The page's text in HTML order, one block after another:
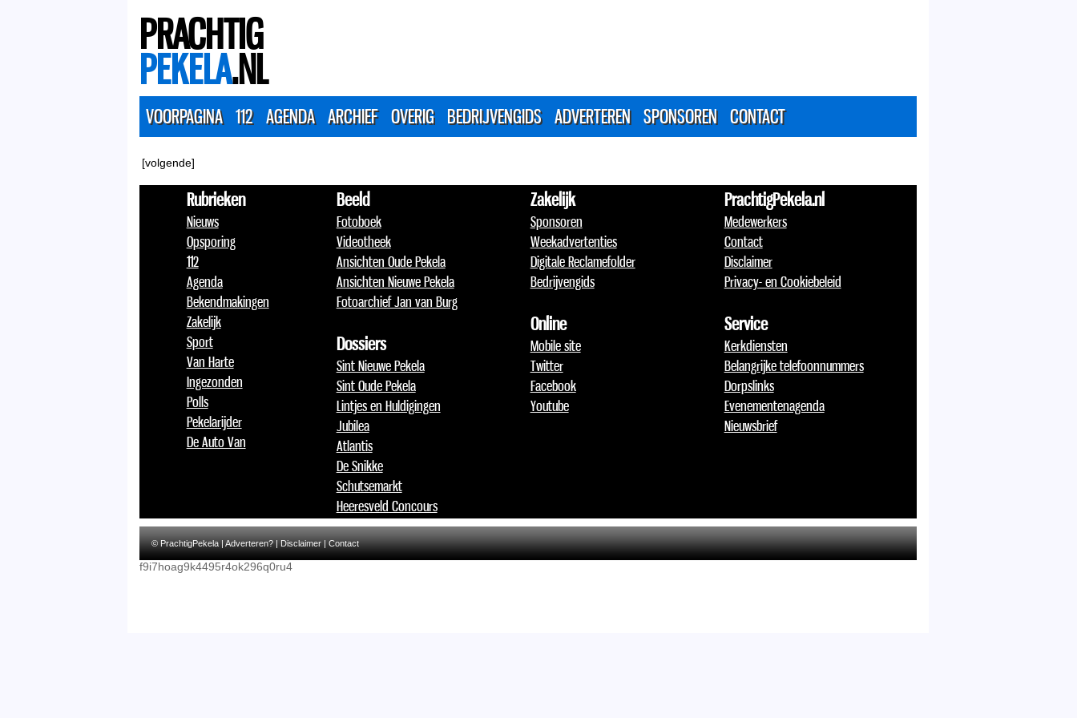
PRACHTIG
PEKELA.NL
VOORPAGINA 112 AGENDA ARCHIEF OVERIG BEDRIJVENGIDS ADVERTEREN SPONSOREN CONTACT
[volgende]
Rubrieken
Nieuws
Opsporing
112
Agenda
Bekendmakingen
Zakelijk
Sport
Van Harte
Ingezonden
Polls
Pekelarijder
De Auto Van
Beeld
Fotoboek
Videotheek
Ansichten Oude Pekela
Ansichten Nieuwe Pekela
Fotoarchief Jan van Burg
Dossiers
Sint Nieuwe Pekela
Sint Oude Pekela
Lintjes en Huldigingen
Jubilea
Atlantis
De Snikke
Schutsemarkt
Heeresveld Concours
Zakelijk
Sponsoren
Weekadvertenties
Digitale Reclamefolder
Bedrijvengids
Online
Mobile site
Twitter
Facebook
Youtube
PrachtigPekela.nl
Medewerkers
Contact
Disclaimer
Privacy- en Cookiebeleid
Service
Kerkdiensten
Belangrijke telefoonnummers
Dorpslinks
Evenementenagenda
Nieuwsbrief
© PrachtigPekela |Adverteren?|Disclaimer|Contact
f9i7hoag9k4495r4ok296q0ru4